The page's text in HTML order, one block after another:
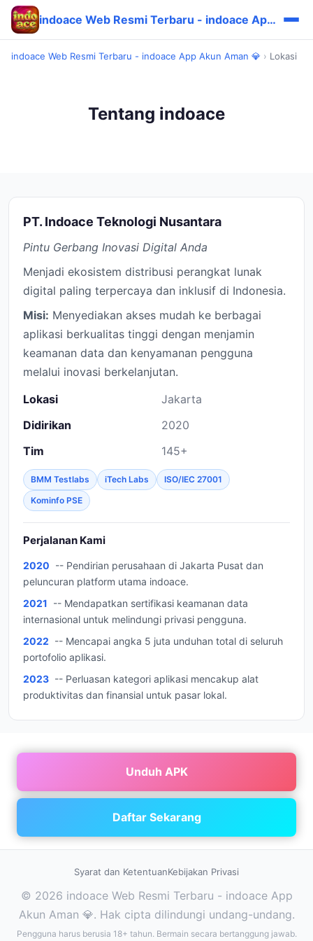
indoace Web Resmi Terbaru - indoace App Akun Aman 💎
indoace Web Resmi Terbaru - indoace App Akun Aman 💎 › Lokasi
Tentang indoace
PT. Indoace Teknologi Nusantara
Pintu Gerbang Inovasi Digital Anda
Menjadi ekosistem distribusi perangkat lunak
digital paling terpercaya dan inklusif di Indonesia.
Misi: Menyediakan akses mudah ke berbagai
aplikasi berkualitas tinggi dengan menjamin
keamanan data dan kenyamanan pengguna
melalui inovasi berkelanjutan.
Lokasi
Jakarta
Didirikan
2020
Tim
145+
BMM Testlabs iTech Labs
ISO/IEC 27001
Kominfo PSE
Perjalanan Kami
2020 -- Pendirian perusahaan di Jakarta Pusat dan
peluncuran platform utama indoace.
2021 -- Mendapatkan sertifikasi keamanan data
internasional untuk melindungi privasi pengguna.
2022 -- Mencapai angka 5 juta unduhan total di seluruh
portofolio aplikasi.
2023 -- Perluasan kategori aplikasi mencakup alat
produktivitas dan finansial untuk pasar lokal.
Unduh APK
Daftar Sekarang
Syarat dan KetentuanKebijakan Privasi
© 2026 indoace Web Resmi Terbaru - indoace App
Akun Aman 💎. Hak cipta dilindungi undang-undang.
Pengguna harus berusia 18+ tahun. Bermain secara bertanggung jawab.